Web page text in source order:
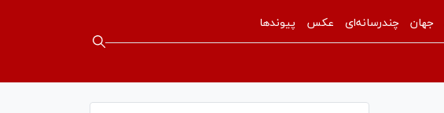
جهان چندرسانه‌ای عکس پیوندها